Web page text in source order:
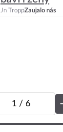
Jn TroppZaujalo nás
1 / 6